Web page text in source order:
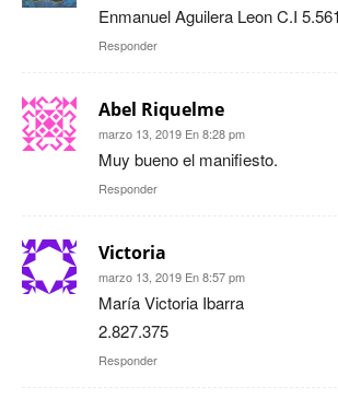
Enmanuel Aguilera Leon C.I
Responder
Abel Riquelme
marzo 13, 2019 En 8:28 pm
Muy bueno el manifiesto.
Responder
Victoria
marzo 13, 2019 En 8:57 pm
María Victoria Ibarra
2.827.375
Responder